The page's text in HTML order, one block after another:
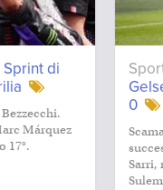
di
Márquez
17°.
0
Sarri,